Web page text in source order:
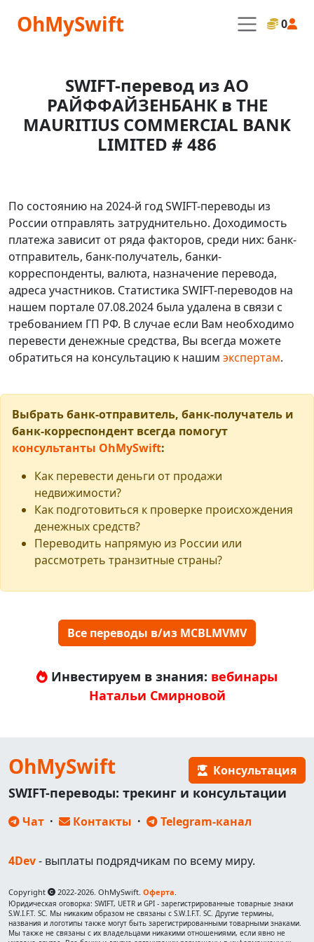
OhMySwift 0
SWIFT-перевод из АО
РАЙФФАЙЗЕНБАНК в THE
MAURITIUS COMMERCIAL BANK
LIMITED # 486
По состоянию на 2024-й год SWIFT-переводы из
России отправлять затруднительно. Доходимость
платежа зависит от ряда факторов, среди них: банк-
отправитель, банк-получатель, банки-
корреспонденты, валюта, назначение перевода,
адреса участников. Статистика SWIFT-переводов на
нашем портале 07.08.2024 была удалена в связи с
требованием ГП РФ. В случае если Вам необходимо
перевести денежные средства, Вы всегда можете
обратиться на консультацию к нашим экспертам.
Выбрать банк-отправитель, банк-получатель и
банк-корреспондент всегда помогут
консультанты OhMySwift:
Как перевести деньги от продажи
недвижимости?
Как подготовиться к проверке происхождения
денежных средств?
Переводить напрямую из России или
рассмотреть транзитные страны?
Все переводы в/из MCBLMVMV
Инвестируем в знания: вебинары
Натальи Смирновой
OhMySwift Консультация
SWIFT-переводы: трекинг и консультации
Чат · Контакты · Telegram-канал
4Dev- выплаты подрядчикам по всему миру.
Copyright 2022-2026. OhMySwift. Оферта.
Юридическая оговорка: SWIFT, UETR и GPI - зарегистрированные товарные знаки
S.W.I.F.T. SC. Мы никаким образом не связаны с S.W.I.F.T. SC. Другие термины,
названия и логотипы также могут быть зарегистрированными товарными знаками.
Мы также не связаны с их владельцами никакими отношениями, если явно не